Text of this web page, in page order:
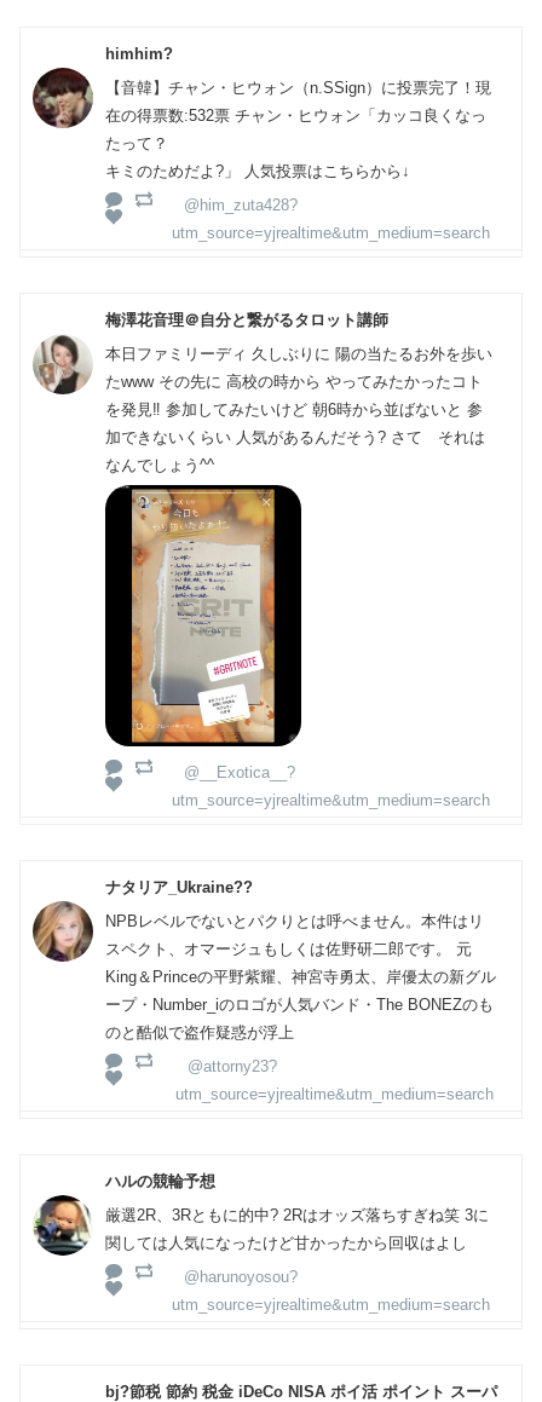
himhim?
【音韓】チャン・ヒウォン（n.SSign）に投票完了！現
在の得票数:532票 チャン・ヒウォン「カッコ良くなっ
たって？
キミのためだよ?」 人気投票はこちらから↓
@him_zuta428?
utm_source=yjrealtime&utm_medium=search
梅澤花音理＠自分と繋がるタロット講師
本日ファミリーディ 久しぶりに 陽の当たるお外を歩い
たwww その先に 高校の時から やってみたかったコト
を発見‼️ 参加してみたいけど 朝6時から並ばないと 参
加できないくらい 人気があるんだそう? さて それは
なんでしょう^^
@__Exotica__?
utm_source=yjrealtime&utm_medium=search
ナタリア_Ukraine??
NPBレベルでないとパクりとは呼べません。本件はリ
スペクト、オマージュもしくは佐野研二郎です。 元
King＆Princeの平野紫耀、神宮寺勇太、岸優太の新グル
ープ・Number_iのロゴが人気バンド・The BONEZのも
のと酷似で盗作疑惑が浮上
@attorny23?
utm_source=yjrealtime&utm_medium=search
ハルの競輪予想
厳選2R、3Rともに的中? 2Rはオッズ落ちすぎね笑 3に
関しては人気になったけど甘かったから回収はよし
@harunoyosou?
utm_source=yjrealtime&utm_medium=search
bj?節税 節約 税金 iDeCo NISA ポイ活 ポイント スーパ